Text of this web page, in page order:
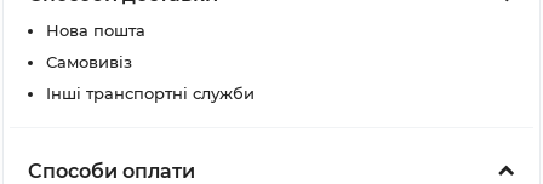
Нова пошта
Самовивіз
Інші транспортні служби
Способи оплати